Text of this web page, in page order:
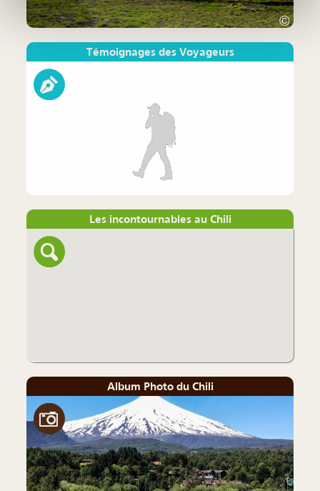
©
Témoignages des Voyageurs
Les incontournables au Chili
Album Photo du Chili